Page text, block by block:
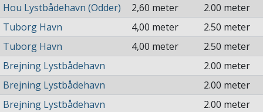
Hou Lystbådehavn (Odder)
2,60 meter
2.00 meter
Tuborg Havn
4,00 meter
2.50 meter
Tuborg Havn
4,00 meter
2.50 meter
Brejning Lystbådehavn
2.00 meter
Brejning Lystbådehavn
2.00 meter
Brejning Lystbådehavn
2.00 meter